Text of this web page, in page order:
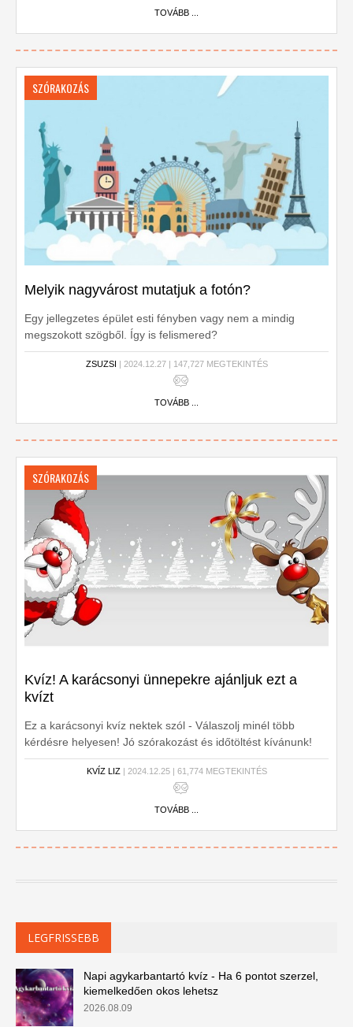
TOVÁBB ...
SZÓRAKOZÁS
Melyik nagyvárost mutatjuk a fotón?
Egy jellegzetes épület esti fényben vagy nem a mindig
megszokott szögből. Így is felismered?
ZSUZSI | 2024.12.27 | 147,727 MEGTEKINTÉS
TOVÁBB ...
SZÓRAKOZÁS
Kvíz! A karácsonyi ünnepekre ajánljuk ezt a
kvízt
Ez a karácsonyi kvíz nektek szól - Válaszolj minél több
kérdésre helyesen! Jó szórakozást és időtöltést kívánunk!
KVÍZ LIZ| 2024.12.25 | 61,774 MEGTEKINTÉS
TOVÁBB ...
LEGFRISSEBB
Napi agykarbantartó kvíz - Ha 6 pontot szerzel,
kiemelkedően okos lehetsz
2026.08.09